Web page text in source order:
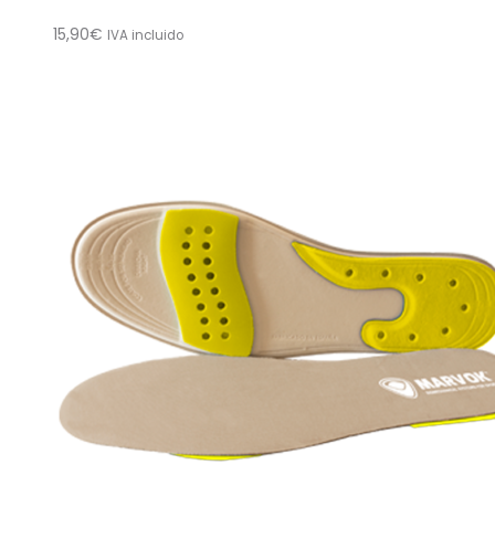
15,90€ IVA incluido